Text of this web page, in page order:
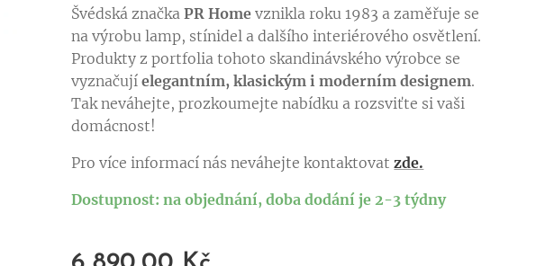
Švédská značkaPR Home vznikla roku 1983 a zaměřuje se
na výrobu lamp, stínidel a dalšího interiérového osvětlení.
Produkty z portfolia tohoto skandinávského výrobce se
vyznačujíelegantním, klasickým i moderním designem.
Tak neváhejte, prozkoumejte nabídku a rozsviťte si vaši
domácnost!
Pro více informací nás neváhejte kontaktovatzde.
Dostupnost: na objednání, doba dodání je 2-3 týdny